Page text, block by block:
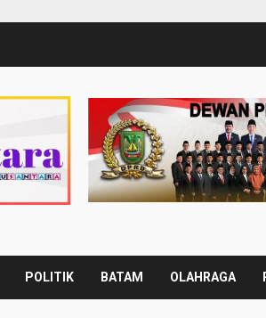
POLITIK BATAM OLAHRAGA